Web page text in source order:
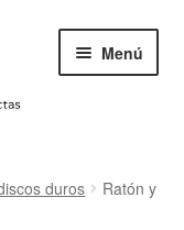
Menú
duros
Ratón y